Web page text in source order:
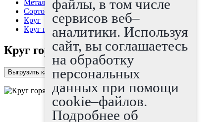
Металлопрокат
Сортовой прокат
Круг
Круг горячекатаный 22
Круг горячекатаный 22
Выгрузить каталог в Excel
файлы, в том числе
сервисов веб–
аналитики. Используя
сайт, вы соглашаетесь
на обработку
персональных
данных при помощи
cookie–файлов.
Подробнее об